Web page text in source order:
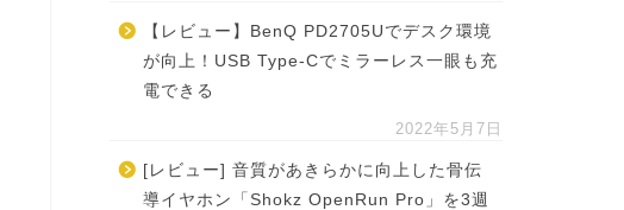
【レビュー】BenQ PD2705Uでデスク環境
が向上！USB Type-Cでミラーレス一眼も充
電できる
2022年5月7日
[レビュー] 音質があきらかに向上した骨伝
導イヤホン「Shokz OpenRun Pro」を3週